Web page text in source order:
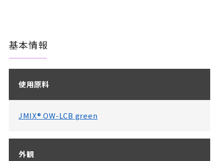
基本情報
使用原料
JMIX® OW-LCB green
外観